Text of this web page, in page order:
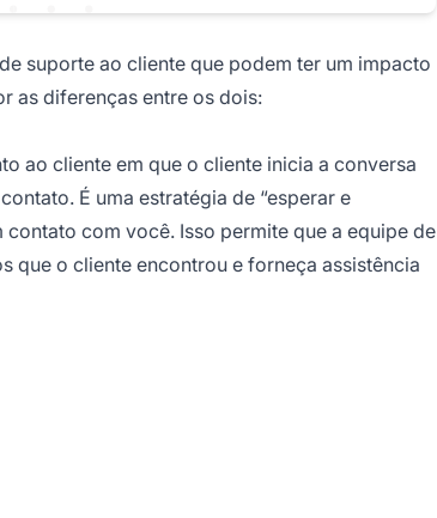
suporte ao cliente que podem ter um impacto
as diferenças entre os dois:
ao cliente em que o cliente inicia a conversa
É uma estratégia de “esperar e
com você. Isso permite que a equipe de
que o cliente encontrou e forneça assistência